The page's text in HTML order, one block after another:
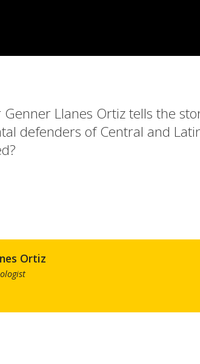
Llanes Ortiz tells the
defenders of Central and
Ortiz